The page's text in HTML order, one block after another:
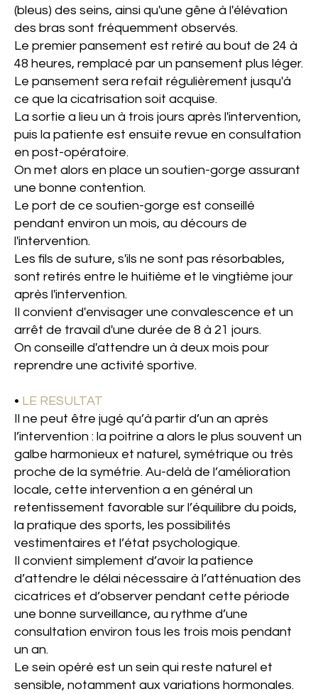
(bleus) des seins, ainsi qu'une gêne à l'élévation
des bras sont fréquemment observés.
Le premier pansement est retiré au bout de 24 à
48 heures, remplacé par un pansement plus léger.
Le pansement sera refait régulièrement jusqu'à
ce que la cicatrisation soit acquise.
La sortie a lieu un à trois jours après l'intervention,
puis la patiente est ensuite revue en consultation
en post-opératoire.
On met alors en place un soutien-gorge assurant
une bonne contention.
Le port de ce soutien-gorge est conseillé
pendant environ un mois, au décours de
l'intervention.
Les fils de suture, s'ils ne sont pas résorbables,
sont retirés entre le huitième et le vingtième jour
après l'intervention.
Il convient d'envisager une convalescence et un
arrêt de travail d'une durée de 8 à 21 jours.
On conseille d'attendre un à deux mois pour
reprendre une activité sportive.
• LE RESULTAT
Il ne peut être jugé qu’à partir d’un an après
l’intervention : la poitrine a alors le plus souvent un
galbe harmonieux et naturel, symétrique ou très
proche de la symétrie. Au-delà de l’amélioration
locale, cette intervention a en général un
retentissement favorable sur l’équilibre du poids,
la pratique des sports, les possibilités
vestimentaires et l’état psychologique.
Il convient simplement d’avoir la patience
d’attendre le délai nécessaire à l’atténuation des
cicatrices et d’observer pendant cette période
une bonne surveillance, au rythme d’une
consultation environ tous les trois mois pendant
un an.
Le sein opéré est un sein qui reste naturel et
sensible, notamment aux variations hormonales.